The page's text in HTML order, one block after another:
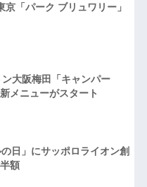
「パーク ブリュワリー」
大阪梅田「キャンパー
メニューがスタート
日」にサッポロライオン創
額